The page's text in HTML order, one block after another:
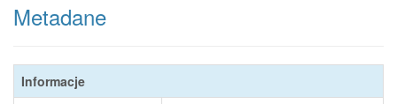
Metadane
Informacje